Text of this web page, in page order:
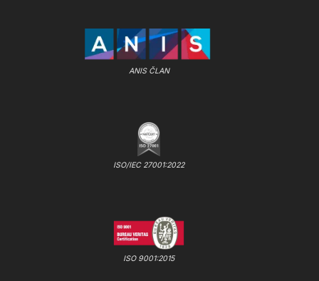
ANIS ČLAN
ISO/IEC 27001:2022
ISO 9001:2015